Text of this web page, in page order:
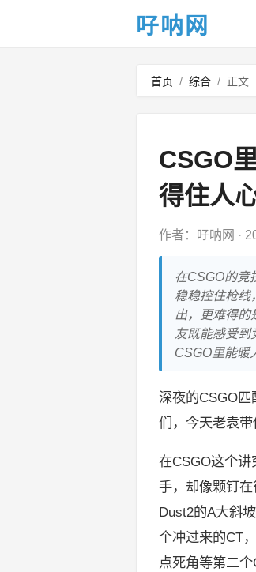
吇呐网
首页 / 综合 / 正文
CSGO
得住人
作者：吇呐网 ·
在CSGO的竞
稳稳控住枪线
出，更难得
友既能感受到
CSGO里能暖
深夜的CSGO
们，今天老袁
在CSGO这个讲
手，却像颗钉
Dust2的A大斜
个冲过来的CT
点死角等第二